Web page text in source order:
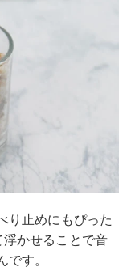
り止めにもぴった
かせることで音
す。